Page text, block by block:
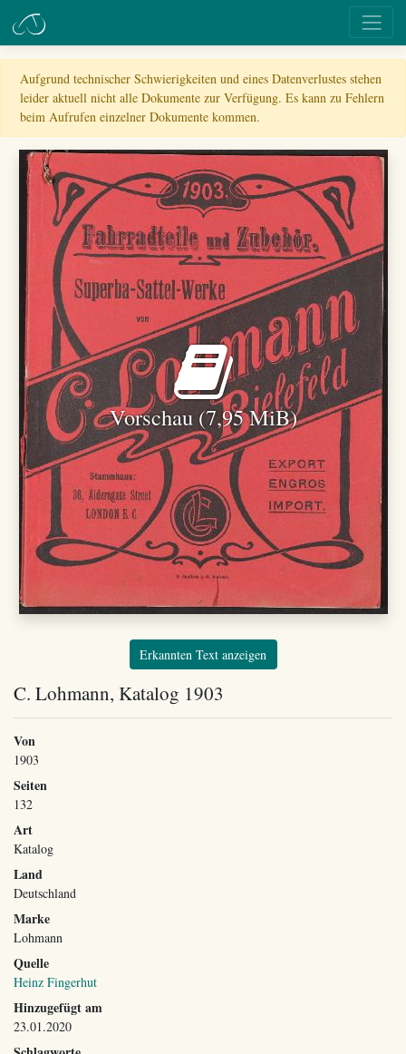
Aufgrund technischer Schwierigkeiten und eines Datenverlustes stehen
leider aktuell nicht alle Dokumente zur Verfügung. Es kann zu Fehlern
beim Aufrufen einzelner Dokumente kommen.
Vorschau (7,95 MiB)
Erkannten Text anzeigen
C. Lohmann, Katalog 1903
Von
1903
Seiten
132
Art
Katalog
Land
Deutschland
Marke
Lohmann
Quelle
Heinz Fingerhut
Hinzugefügt am
23.01.2020